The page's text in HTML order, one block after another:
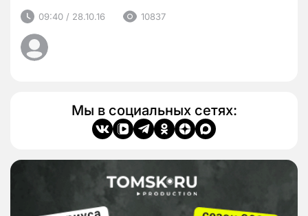
09:40 / 28.10.16 10837
Мы в социальных сетях: